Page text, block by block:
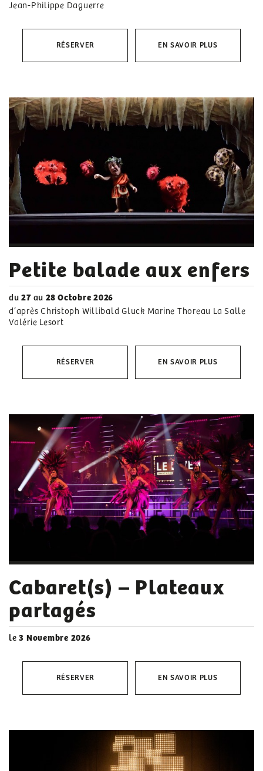
Jean-Philippe Daguerre
RÉSERVER EN SAVOIR PLUS
Petite balade aux enfers
du27 au 28 Octobre 2026
d’après Christoph Willibald Gluck Marine Thoreau La Salle
Valérie Lesort
RÉSERVER EN SAVOIR PLUS
Cabaret(s) – Plateaux
partagés
le3 Novembre 2026
RÉSERVER EN SAVOIR PLUS